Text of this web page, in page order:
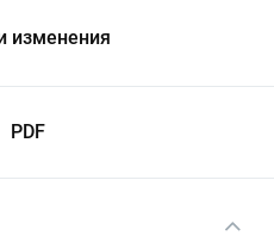
изменения
PDF